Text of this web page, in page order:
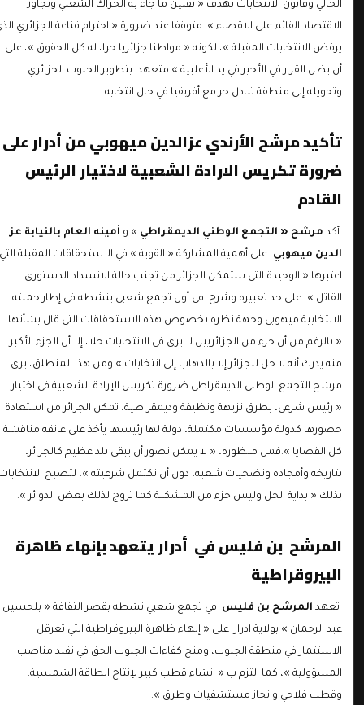
الحالي وقانون الانتخابات بهدف « تقنين ما جاء به الحراك الشعبي وتجاوز
الاقتصاد القائم على الاقصاء ». متوقفا عند ضرورة « احترام قناعة الجزائري الذي
يرفض الانتخابات المقبلة »، لكونه « مواطنا جزائريا حرا، له كل الحقوق »، على
أن يظل القرار في الأخير في يد الأغلبية ».متعهدا بتطوير الجنوب الجزائري
وتحويله إلى منطقة تبادل حر مع أفريقيا في حال انتخابه .
تأكيد مرشح الأرندي عزالدين ميهوبي من أدرار على
ضرورة تكريس الارادة الشعبية لاختيار الرئيس
القادم
مرشح « التجمع الوطني الديمقراطي» و أمينه العام بالنيابة عز
الدين ميهوبي، على أهمية المشاركة « القوية » في الاستحقاقات المقبلة التي
اعتبرها « الوحيدة التي ستمكن الجزائر من تجنب حالة الانسداد الدستوري
القاتل »، على حد تعبيره.وشرح في أول تجمع شعبي ينشطه في إطار حملته
الانتخابية ميهوبي وجهة نظره بخصوص هذه الاستحقاقات التي قال بشأنها
« بالرغم من أن جزء من الجزائريين لا يرى في الانتخابات حلا، إلا أن الجزء الأكبر
منه يدرك أنه لا حل للجزائر إلا بالذهاب إلى انتخابات ».ومن هذا المنطلق، يرى
مرشح التجمع الوطني الديمقراطي ضرورة تكريس الإرادة الشعبية في اختيار
« رئيس شرعي، بطرق نزيهة ونظيفة وديمقراطية، تمكن الجزائر من استعادة
حضورها كدولة مؤسسات مكتملة، دولة لها رئيسها يأخذ على عاتقه مناقشة
كل القضايا ».فمن منظوره، « لا يمكن تصور أن يبقى بلد عظيم كالجزائر،
بتاريخه وأمجاده وتضحيات شعبه، دون أن تكتمل شرعيته »، لتصبح الانتخابات
بذلك « بداية الحل وليس جزء من المشكلة كما تروج لذلك بعض الدوائر ».
المرشح بن فليس في أدرار يتعهد بإنهاء ظاهرة
البيروقراطية
تعهدالمرشح بن فليسفي تجمع شعبي نشطه بقصر الثقافة « بلحسين
عبد الرحمان » بولاية ادرار على « إنهاء ظاهرة البيروقراطية التي تعرقل
الاستثمار في منطقة الجنوب، ومنح كفاءات الجنوب الحق في تقلد مناصب
المسؤولية »، كما التزم ب « انشاء قطب كبير لإنتاج الطاقة الشمسية،
وقطب فلاحي وانجاز مستشفيات وطرق ».